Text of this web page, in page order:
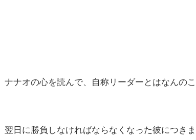
ナナオの心を読んで、自称リーダーとはなんの
翌日に勝負しなければならなくなった彼につき